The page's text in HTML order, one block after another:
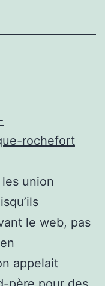
rochefort
les union
le web, pas
appelait